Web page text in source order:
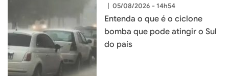
| 05/08/2026 - 14h54
Entenda o que é o ciclone
bomba que pode atingir o Sul
do país